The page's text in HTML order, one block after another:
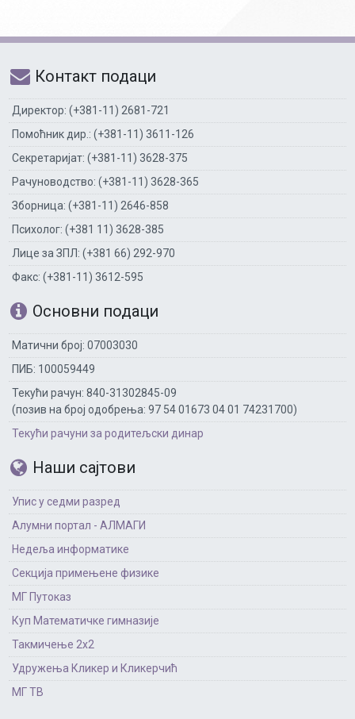
Контакт подаци
Директор: (+381-11) 2681-721
Помоћник дир.: (+381-11) 3611-126
Секретаријат: (+381-11) 3628-375
Рачуноводство: (+381-11) 3628-365
Зборница: (+381-11) 2646-858
Психолог: (+381 11) 3628-385
Лице за ЗПЛ: (+381 66) 292-970
Факс: (+381-11) 3612-595
Основни подаци
Матични број: 07003030
ПИБ: 100059449
Текући рачун: 840-31302845-09
(позив на број одобрења: 97 54 01673 04 01 74231700)
Текући рачуни за родитељски динар
Наши сајтови
Упис у седми разред
Алумни портал - АЛМАГИ
Недеља информатике
Секција примењене физике
МГ Путоказ
Куп Математичке гимназије
Такмичење 2х2
Удружења Кликер и Кликерчић
МГ ТВ